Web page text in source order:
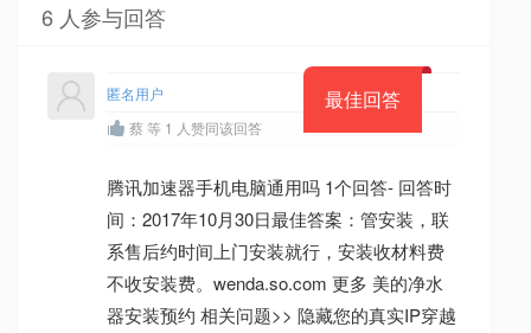
6 人参与回答
最佳回答
匿名用户
蔡 等 1 人赞同该回答
腾讯加速器手机电脑通用吗 1个回答- 回答时
间：2017年10月30日最佳答案：管安装，联
系售后约时间上门安装就行，安装收材料费
不收安装费。wenda.so.com 更多 美的净水
器安装预约 相关问题>> 隐藏您的真实IP穿越